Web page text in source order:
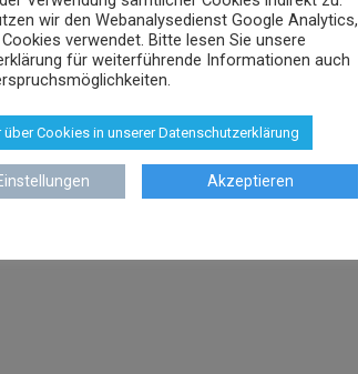
wir den Webanalysedienst Google Analytics,
verwendet. Bitte lesen Sie unsere
für weiterführende Informationen auch
über Cookies in unserer Datenschutzerklärung
Akzeptieren